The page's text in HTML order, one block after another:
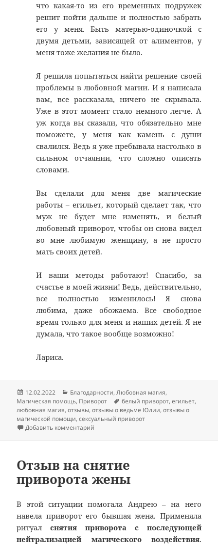
что какая-то из его временных подружек
решит пойти дальше и полностью забрать
его у меня. Быть матерью-одиночкой с
двумя детьми, зависящей от алиментов, у
меня тоже желания не было.
Я решила попытаться найти решение своей
проблемы в любовной магии. И я написала
вам, все рассказала, ничего не скрывала.
Уже в этот момент стало немного легче. А
уж когда вы сказали, что обязательно мне
поможете, у меня как камень с души
свалился. Ведь я уже пребывала настолько в
сильном отчаянии, что сложно описать
словами.
Вы сделали для меня две магические
работы – егильет, который сделает так, что
муж не будет мне изменять, и белый
любовный приворот, чтобы он снова видел
во мне любимую женщину, а не просто
мать своих детей.
И ваши методы работают! Спасибо, за
счастье в моей жизни! Ведь, действительно,
все полностью изменилось! Я снова
любима, даже обожаема. Все свободное
время только для меня и наших детей. Я не
думала, что такое вообще возможно!
Лариса.
Опубликовано
12.02.2022 Рубрики
Благодарности,Любовная магия,
Магическая помощь, Приворот Метки
белый приворот,егильет,
любовная магия,отзывы,отзывы о ведьме Юлии,отзывы о
магической помощи,сексуальный приворот
Добавить комментарий
Отзыв на снятие
приворота жены
В этой ситуации помогала Андрею – на него
навела приворот его бывшая жена. Применяла
ритуалснятия приворота с последующей
нейтрализацией магического воздействия.